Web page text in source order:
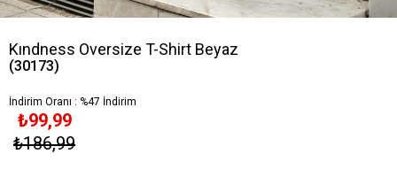
Kındness Oversize T-Shirt Beyaz
(30173)
İndirim Oranı : %47 İndirim
₺186,99
₺99,99